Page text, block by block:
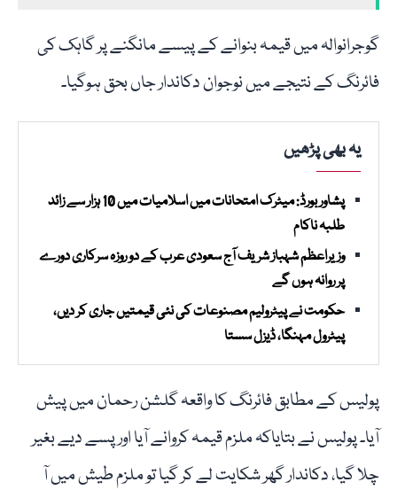
گوجرانوالہ میں قیمہ بنوانے کے پیسے مانگنے پر گاہک کی
فائرنگ کے نتیجے میں نوجوان دکاندار جاں بحق ہوگیا۔
یہ بھی پڑھیں
پشاور بورڈ: میٹرک امتحانات میں اسلامیات میں 10 ہزار سے زائد
طلبہ ناکام
وزیراعظم شہباز شریف آج سعودی عرب کے دو روزہ سرکاری دورے
پر روانہ ہوں گے
حکومت نے پیٹرولیم مصنوعات کی نئی قیمتیں جاری کر دیں،
پیٹرول مہنگا، ڈیزل سستا
پولیس کے مطابق فائرنگ کا واقعہ گلشن رحمان میں پیش
آیا۔ پولیس نے بتایاکہ ملزم قیمہ کروانے آیا اور پسے دیے بغیر
چلا گیا، دکاندار گھر شکایت لے کر گیا تو ملزم طیش میں آ